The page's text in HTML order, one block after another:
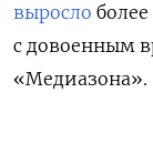
выросло
с довоенным
«Медиазона».